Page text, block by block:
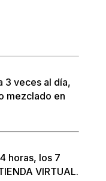
3 veces al día,
mezclado en
horas, los 7
VIRTUAL.